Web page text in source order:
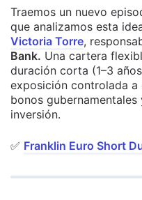
Traemos un nuevo
que analizamos esta
Victoria Torre,
Bank. Una cartera
duración corta (1–3
exposición controlada a
bonos
inversión.
✅ Franklin Euro Short